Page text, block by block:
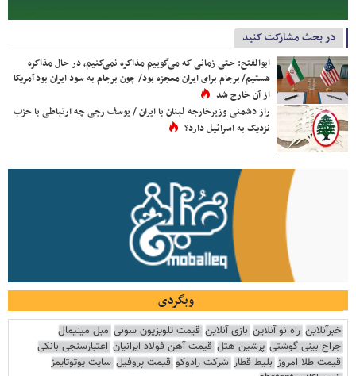
در بحث مشارکت کنید
ابوالفتح: حتی زمانی که می‌گوییم مذاکره نمی‌کنیم، در حال مذاکره
هستیم/ برجام برای ایران معجزه بود/ چون برجام به سود ایران بود آمریکا
از آن خارج شد
راز دشمنی وزیرخارجه لبنان با ایران / یوسف رجی چه ارتباطی با حزب
نزدیک به اسرائیل دارد؟
وبگردی
خبرآنلاین راه نو آنلاین بازی آنلاین قیمت تلویزیون سونی مبل مینیمال
جراح بینی گوشتی پرشین هتل قیمت آهن فولاد ایرانیان اعتبارسنجی بانکی
قیمت طلا امروز بلیط قطار شرکت رادوکو قیمت پروفیل سایت یوتوتایمز